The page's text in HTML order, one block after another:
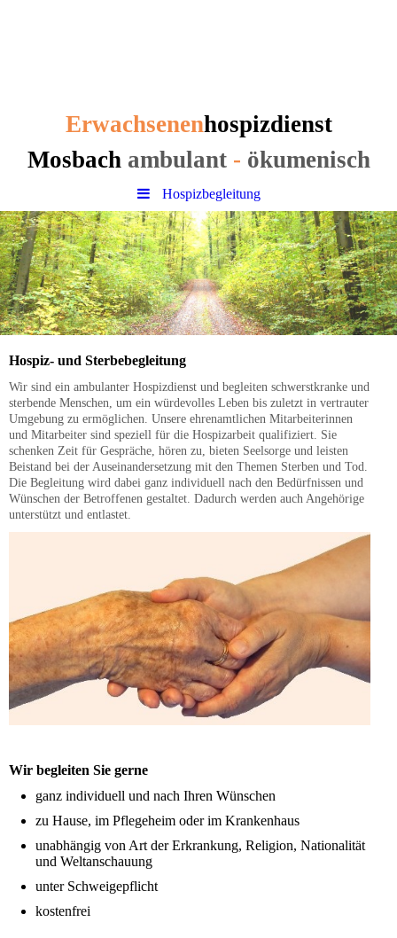
Erwachsenenhospizdienst
Mosbach ambulant - ökumenisch
Hospizbegleitung
Hospiz- und Sterbebegleitung
Wir sind ein ambulanter Hospizdienst und begleiten schwerstkranke und
sterbende Menschen, um ein würdevolles Leben bis zuletzt in vertrauter
Umgebung zu ermöglichen. Unsere ehrenamtlichen Mitarbeiterinnen
und Mitarbeiter sind speziell für die Hospizarbeit qualifiziert. Sie
schenken Zeit für Gespräche, hören zu, bieten Seelsorge und leisten
Beistand bei der Auseinandersetzung mit den Themen Sterben und Tod.
Die Begleitung wird dabei ganz individuell nach den Bedürfnissen und
Wünschen der Betroffenen gestaltet. Dadurch werden auch Angehörige
unterstützt und entlastet.
Wir begleiten Sie gerne
ganz individuell und nach Ihren Wünschen
zu Hause, im Pflegeheim oder im Krankenhaus
unabhängig von Art der Erkrankung, Religion, Nationalität
und Weltanschauung
unter Schweigepflicht
kostenfrei